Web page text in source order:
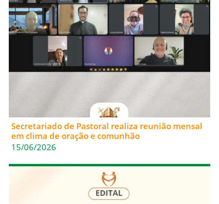
Secretariado de Pastoral realiza reunião mensal
em clima de oração e comunhão
15/06/2026